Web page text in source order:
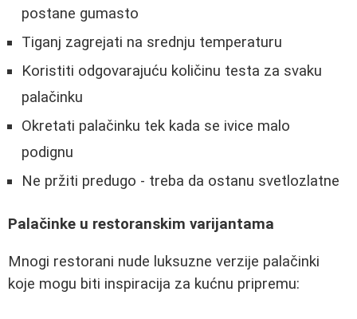
postane gumasto
Tiganj zagrejati na srednju temperaturu
Koristiti odgovarajuću količinu testa za svaku
palačinku
Okretati palačinku tek kada se ivice malo
podignu
Ne pržiti predugo - treba da ostanu svetlozlatne
Palačinke u restoranskim varijantama
Mnogi restorani nude luksuzne verzije palačinki
koje mogu biti inspiracija za kućnu pripremu: